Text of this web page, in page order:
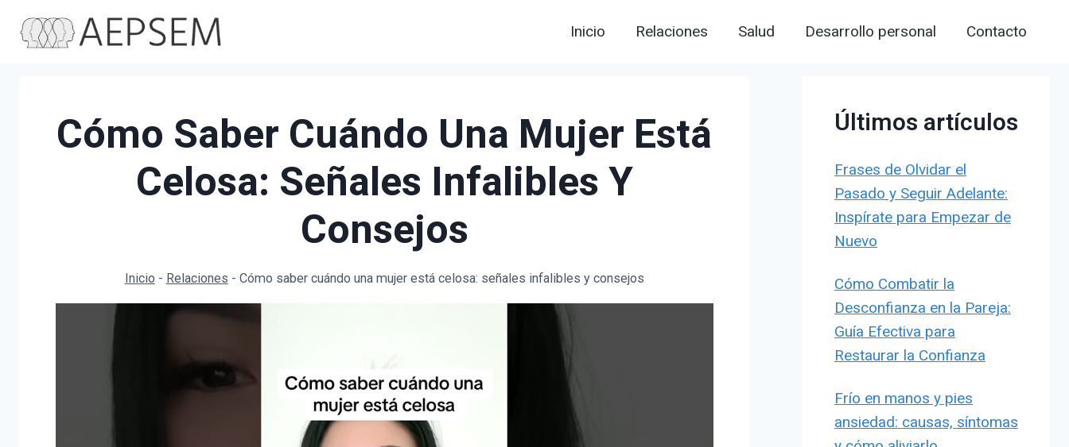
Inicio Relaciones Salud Desarrollo personal Contacto
Cómo Saber Cuándo Una Mujer Está
Celosa: Señales Infalibles Y
Consejos
Inicio - Relaciones - Cómo saber cuándo una mujer está celosa: señales infalibles y consejos
Últimos artículos
Frases de Olvidar el
Pasado y Seguir Adelante:
Inspírate para Empezar de
Nuevo
Cómo Combatir la
Desconfianza en la Pareja:
Guía Efectiva para
Restaurar la Confianza
Frío en manos y pies
ansiedad: causas, síntomas